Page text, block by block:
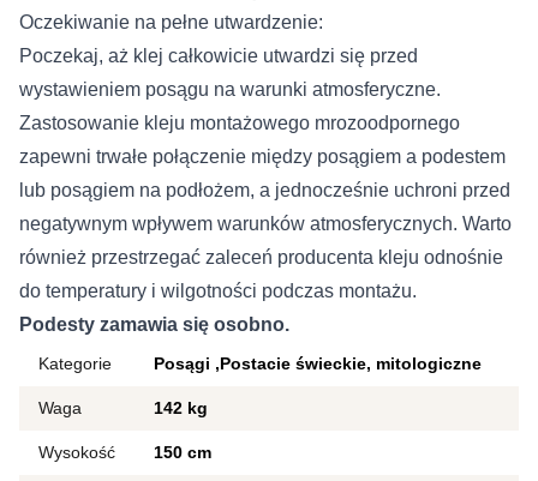
Oczekiwanie na pełne utwardzenie:
Poczekaj, aż klej całkowicie utwardzi się przed
wystawieniem posągu na warunki atmosferyczne.
Zastosowanie kleju montażowego mrozoodpornego
zapewni trwałe połączenie między posągiem a podestem
lub posągiem na podłożem, a jednocześnie uchroni przed
negatywnym wpływem warunków atmosferycznych. Warto
również przestrzegać zaleceń producenta kleju odnośnie
do temperatury i wilgotności podczas montażu.
Podesty zamawia się osobno.
Kategorie Posągi Postacie świeckie, mitologiczne
Waga 142 kg
Wysokość 150 cm